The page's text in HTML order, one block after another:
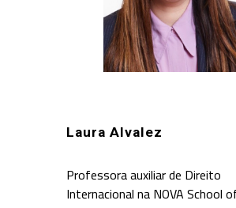
Laura Alvalez
Professora auxiliar de Direito
Internacional na NOVA School